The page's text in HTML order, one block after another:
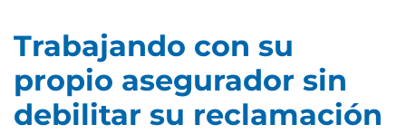
Trabajando con su
propio asegurador sin
debilitar su reclamación